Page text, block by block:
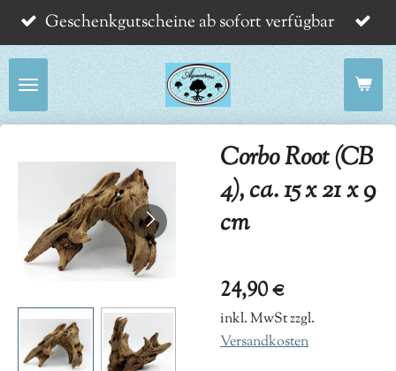
Zum
Hauptinhalt
springen
Geschenkgutscheine ab sofort verfügbar
Corbo Root (CB
4), ca. 15 x 21 x 9
cm
24,90 €
inkl. MwSt zzgl.
Versandkosten